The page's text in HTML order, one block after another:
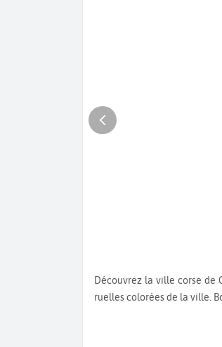
Découvrez la ville corse de
ruelles colorées de la ville.